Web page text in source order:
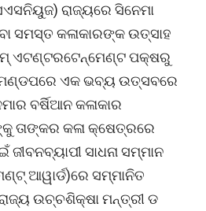
ରାଜ୍ୟରେ ସିନେମା
ସମସ୍ତ କଳାକାରଙ୍କ ଉତ୍ସାହ
ଏଟଣ୍ଟରଟେନ୍‌ମେଣ୍ଟ ପକ୍ଷରୁ
ଏକ ଭବ୍ୟ ଉତ୍ସବରେ
ବର୍ଷିଆନ କଳାକାର
ତାଙ୍କର କଳା କ୍ଷେତ୍ରରେ
ଜୀବନବ୍ୟାପୀ ସାଧନା ସମ୍ମାନ
ଆୱାର୍ଡ)ରେ ସମ୍ମାନିତ
ଉଚ୍ଚଶିକ୍ଷା ମନ୍ତ୍ରୀ ଡ